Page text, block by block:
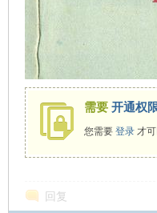
需要 开通权
您需要 登录才可
回复